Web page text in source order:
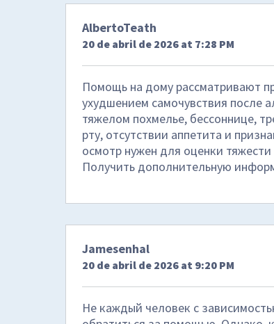
AlbertoTeath
20 de abril de 2026 at 7:28 PM
Помощь на дому рассматривают
ухудшением самочувствия после
тяжелом похмелье, бессоннице,
рту, отсутствии аппетита и
осмотр нужен для оценки
Получить дополнительную
Jamesenhal
20 de abril de 2026 at 9:20 PM
Не каждый человек с